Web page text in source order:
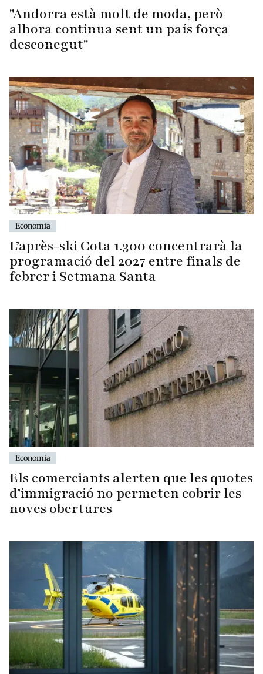
"Andorra està molt de moda, però
alhora continua sent un país força
desconegut"
Economia
L’après-ski Cota 1.300 concentrarà la
programació del 2027 entre finals de
febrer i Setmana Santa
Economia
Els comerciants alerten que les quotes
d’immigració no permeten cobrir les
noves obertures